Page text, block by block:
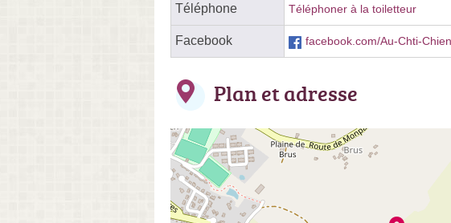
Téléphone Téléphoner à la toiletteur
Facebook facebook.com/Au-Chti-
Plan et adresse